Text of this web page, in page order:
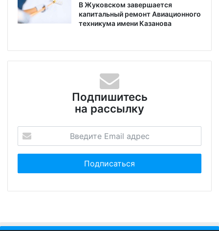
В Жуковском завершается
капитальный ремонт Авиационного
техникума имени Казанова
Подпишитесь
на рассылку